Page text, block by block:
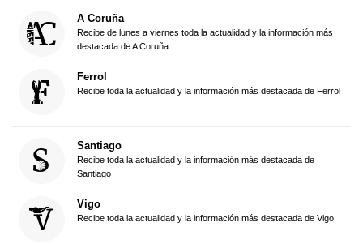
A Coruña
Recibe de lunes a viernes toda la actualidad y la información más
destacada de A Coruña
Ferrol
Recibe toda la actualidad y la información más destacada de Ferrol
Santiago
Recibe toda la actualidad y la información más destacada de
Santiago
Vigo
Recibe toda la actualidad y la información más destacada de Vigo